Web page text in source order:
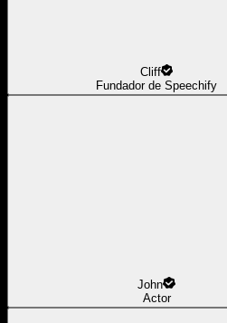
Cliff
Fundador de Speechify
John
Actor